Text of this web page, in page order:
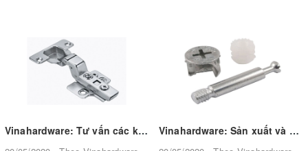
Vinahardware: Tư vấn các kiểu bản lề giảm chấn Vinahardware: Sản xuất và cung cấp ốc liên kết trong lắp ráp sản phẩm gỗ tháo rời